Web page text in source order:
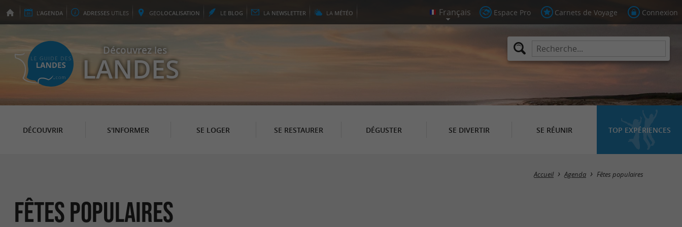
L'AGENDA ADRESSES UTILES GEOLOCALISATION LE BLOG LA NEWSLETTER LA MÉTÉO Espace Pro Carnets de Voyage Connexion
Découvrez les
LANDES
DÉCOUVRIR S'INFORMER SE LOGER SE RESTAURER DÉGUSTER SE DIVERTIR SE RÉUNIR TOP EXPÉRIENCES
Masquer la carte
Accueil Agenda Fêtes populaires
Fêtes populaires